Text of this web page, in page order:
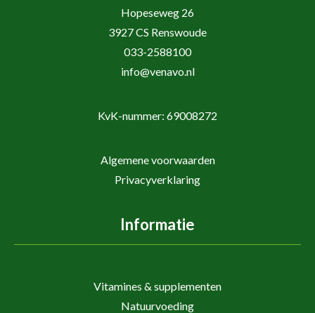
Hopeseweg 26
3927 CS Renswoude
033-2588100
info@venavo.nl
KvK-nummer: 69008272
Algemene voorwaarden
Privacyverklaring
Informatie
Vitamines & supplementen
Natuurvoeding